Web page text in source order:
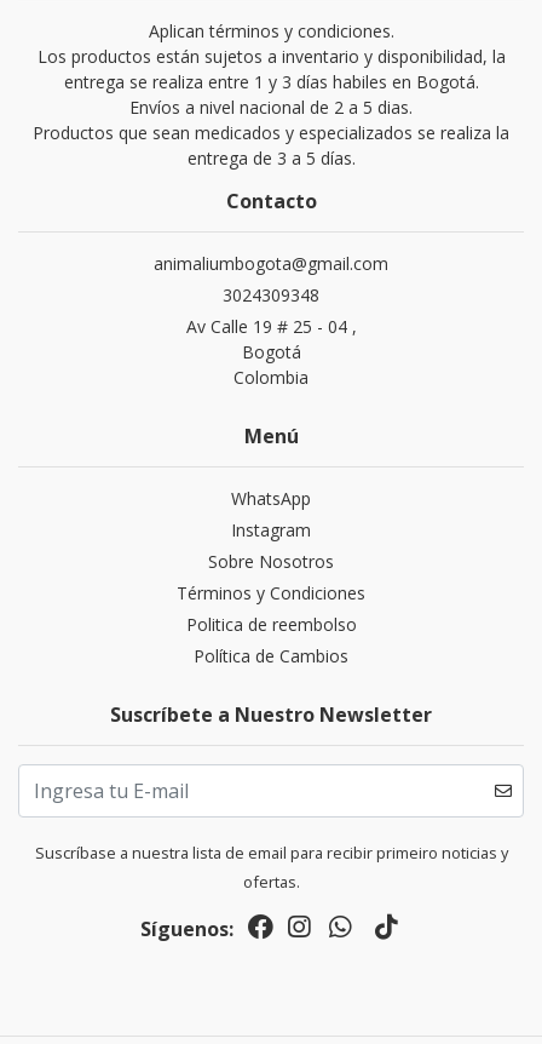
Aplican términos y condiciones.
Los productos están sujetos a inventario y disponibilidad, la
entrega se realiza entre 1 y 3 días habiles en Bogotá.
Envíos a nivel nacional de 2 a 5 dias.
Productos que sean medicados y especializados se realiza la
entrega de 3 a 5 días.
Contacto
animaliumbogota@gmail.com
3024309348
Av Calle 19 # 25 - 04 ,
Bogotá
Colombia
Menú
WhatsApp
Instagram
Sobre Nosotros
Términos y Condiciones
Politica de reembolso
Política de Cambios
Suscríbete a Nuestro Newsletter
Suscríbase a nuestra lista de email para recibir primeiro noticias y
ofertas.
Síguenos: